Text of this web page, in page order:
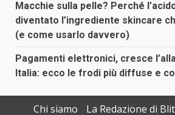
Macchie sulla pelle? Perché
diventato l’ingrediente skincare
(e come usarlo davvero)
Pagamenti elettronici, cresce
Italia: ecco le frodi più diffuse e
Chi siamo La Redazione di